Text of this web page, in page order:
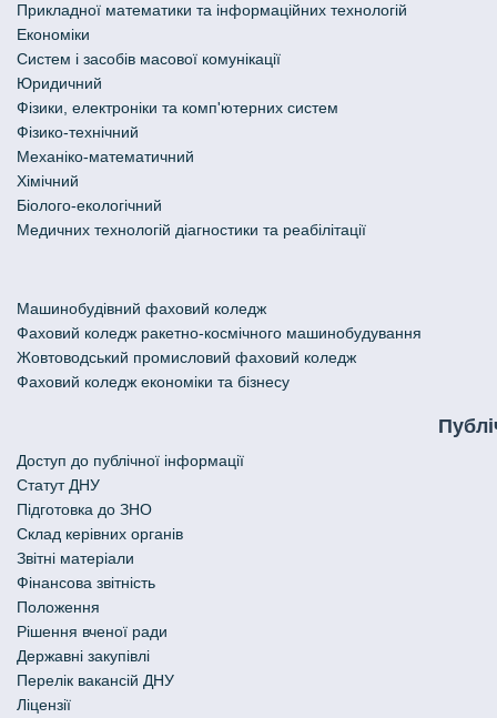
Прикладної математики та інформаційних технологій
Економіки
Систем і засобів масової комунікації
Юридичний
Фізики, електроніки та комп'ютерних систем
Фізико-технічний
Механіко-математичний
Хімічний
Біолого-екологічний
Медичних технологій діагностики та реабілітації
Машинобудівний фаховий коледж
Фаховий коледж ракетно-космічного машинобудування
Жовтоводський промисловий фаховий коледж
Фаховий коледж економіки та бізнесу
Доступ до публічної інформації
Статут ДНУ
Підготовка до ЗНО
Склад керівних органів
Звітні матеріали
Фінансова звітність
Положення
Рішення вченої ради
Державні закупівлі
Перелік вакансій ДНУ
Ліцензії